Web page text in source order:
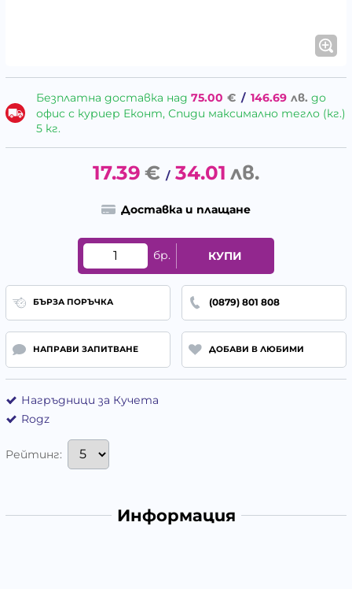
Безплатна доставка над 75.00 € / 146.69 лв. до
офис с куриер Еконт, Спиди максимално тегло (кг.)
5 кг.
17.39 € / 34.01 лв.
Доставка и плащане
бр. КУПИ
БЪРЗА ПОРЪЧКА (0879) 801 808
НАПРАВИ ЗАПИТВАНЕ ДОБАВИ В ЛЮБИМИ
Нагръдници за Кучета
Rogz
Рейтинг:
Информация